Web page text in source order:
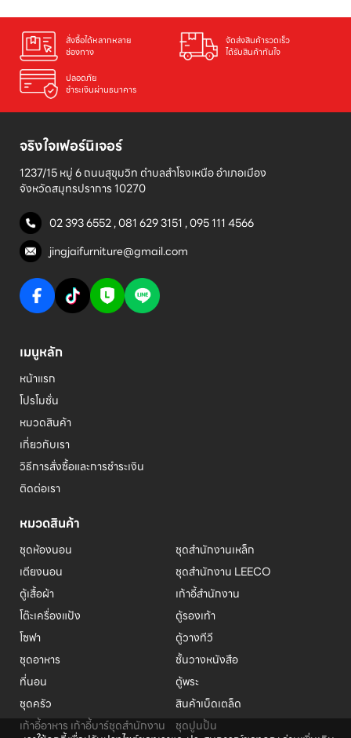
สั่งซื้อได้หลากหลาย
ช่องทาง
จัดส่งสินค้ารวดเร็ว
ได้รับสินค้าทันใจ
ปลอดภัย
ชำระเงินผ่านธนาคาร
จริงใจเฟอร์นิเจอร์
1237/15 หมู่ 6 ถนนสุขุมวิท ตำบลสำโรงเหนือ อำเภอเมือง
จังหวัดสมุทรปราการ 10270
02 393 6552,081 629 3151 ,095 111 4566
jingjaifurniture@gmail.com
เมนูหลัก
หน้าแรก
โปรโมชั่น
หมวดสินค้า
เกี่ยวกับเรา
วิธีการสั่งซื้อและการชำระเงิน
ติดต่อเรา
หมวดสินค้า
ชุดห้องนอน
เตียงนอน
ตู้เสื้อผ้า
โต๊ะเครื่องแป้ง
โซฟา
ชุดอาหาร
ที่นอน
ชุดครัว
เก้าอี้อาหาร เก้าอี้บาร์ชุดสำนักงาน
ชุดสำนักงานเหล็ก
ชุดสำนักงาน LEECO
เก้าอี้สำนักงาน
ตู้รองเท้า
ตู้วางทีวี
ชั้นวางหนังสือ
ตู้พระ
สินค้าเบ็ดเตล็ด
ชุดปูนปั้น